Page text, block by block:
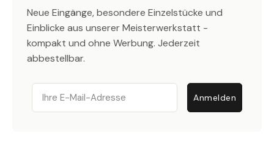
Neue Eingänge, besondere Einzelstücke und
Einblicke aus unserer Meisterwerkstatt -
kompakt und ohne Werbung. Jederzeit
abbestellbar.
Email
Anmelden